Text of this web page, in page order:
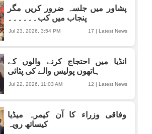
پشاور میں جلسہ ضرور کریں مگر
پنجاب میں کب۔۔۔۔۔۔
17 | Latest News
Jul 23, 2026, 3:54 PM
انڈیا میں احتجاج کرنے والوں کے
ہاتھوں پولیس والے کی پٹائی
12 | Latest News
Jul 22, 2026, 11:03 AM
وفاقی وزراء کا آن کیمرہ میڈیا
کیساتھ رویہ